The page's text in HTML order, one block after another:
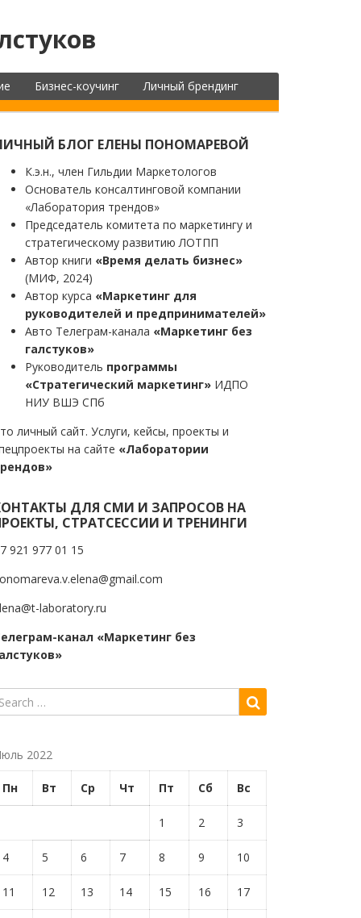
Бизнес-коучинг Личный брендинг
БЛОГ ЕЛЕНЫ ПОНОМАРЕВОЙ
К.э.н., член Гильдии Маркетологов
Основатель консалтинговой компании
«Лаборатория трендов»
Председатель комитета по маркетингу и
стратегическому развитию ЛОТПП
Автор книги «Время делать бизнес»
(МИФ, 2024)
Автор курса «Маркетинг для
руководителей и предпринимателей»
Авто Телеграм-канала «Маркетинг без
галстуков»
Руководитель программы
«Стратегический маркетинг» ИДПО
НИУ ВШЭ СПб
личный сайт. Услуги, кейсы, проекты и
на сайте «Лаборатории
ДЛЯ СМИ И ЗАПРОСОВ НА
СТРАТСЕССИИ И ТРЕНИНГИ
921 977 01 15
laboratory.ru
канал «Маркетинг без
2022
Пн Вт Ср Чт Пт Сб Вс
1 2 3
4 5 6 7 8 9 10
11 12 13 14 15 16 17